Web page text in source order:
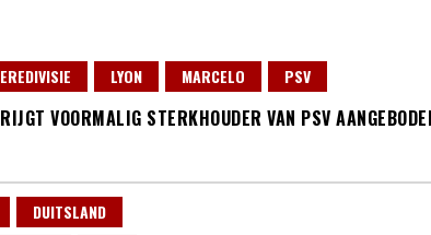
EREDIVISIE LYON MARCELO PSV
VOORMALIG STERKHOUDER VAN PSV
DUITSLAND